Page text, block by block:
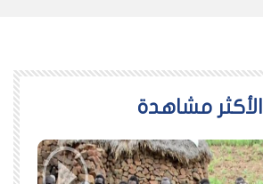
اﻷكثر مشاهدة